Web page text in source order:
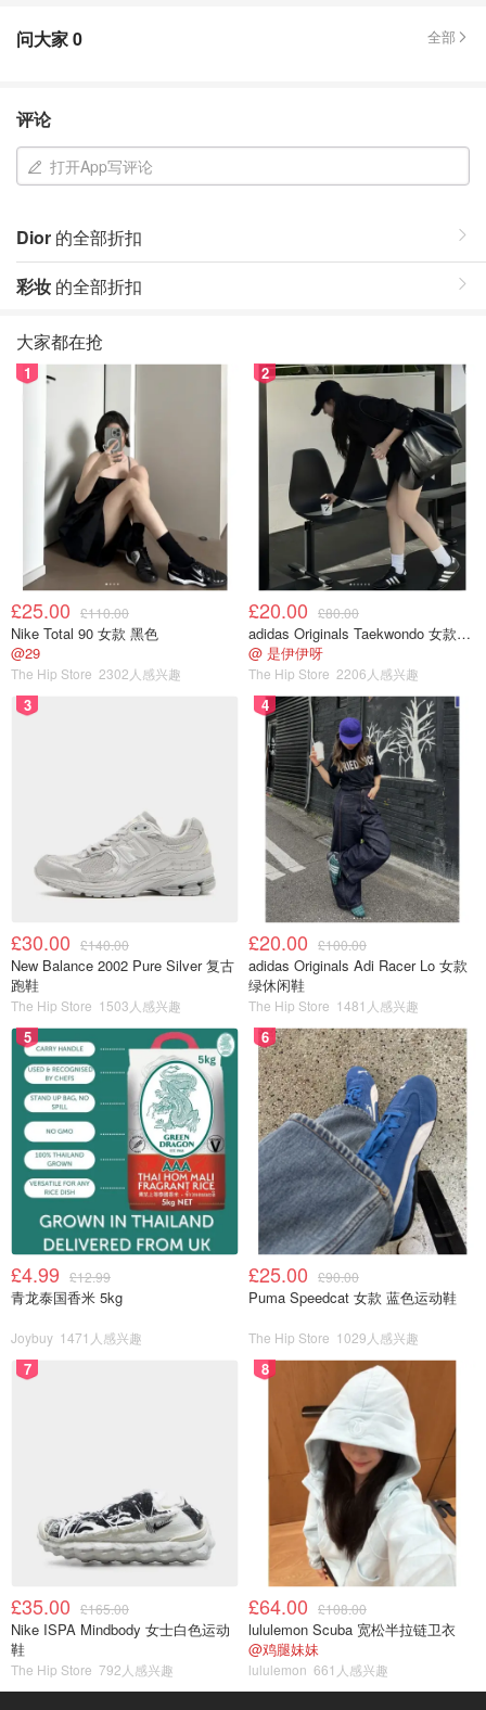
问大家0 全部
评论
打开App写评论
Dior 的全部折扣
彩妆 的全部折扣
大家都在抢
1
£25.00 £110.00
Nike Total 90 女款 黑色
@29
The Hip Store 2302人感兴趣
2
£20.00 £80.00
adidas Originals Taekwondo 女款黑色运动鞋
@ 是伊伊呀
The Hip Store 2206人感兴趣
3
£30.00 £140.00
New Balance 2002 Pure Silver 复古
跑鞋
The Hip Store 1503人感兴趣
4
£20.00 £100.00
adidas Originals Adi Racer Lo 女款
绿休闲鞋
The Hip Store 1481人感兴趣
5
£4.99 £12.99
青龙泰国香米 5kg
Joybuy 1471人感兴趣
6
£25.00 £90.00
Puma Speedcat 女款 蓝色运动鞋
The Hip Store 1029人感兴趣
7
£35.00 £165.00
Nike ISPA Mindbody 女士白色运动
鞋
The Hip Store 792人感兴趣
8
£64.00 £108.00
lululemon Scuba 宽松半拉链卫衣
@鸡腿妹妹
lululemon 661人感兴趣